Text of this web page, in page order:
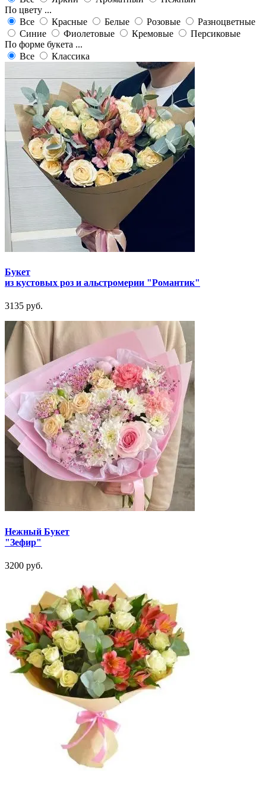
По цвету ...
Все
Красные Белые Розовые
Разноцветные
Синие
Фиолетовые Кремовые
Персиковые
По форме букета ...
Все
Классика
Букет
из кустовых роз и альстромерии "Романтик"
3135 руб.
Нежный Букет
"Зефир"
3200 руб.